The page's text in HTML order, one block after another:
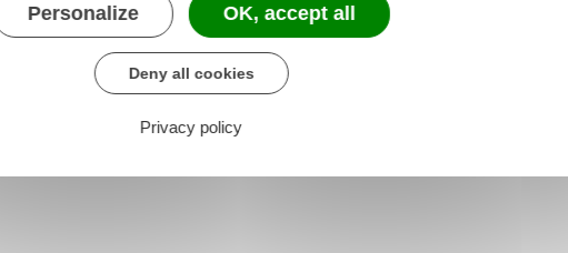
Personalize OK, accept all
Deny all cookies
Privacy policy